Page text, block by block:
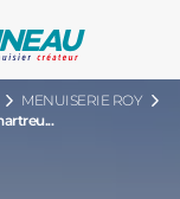
MENUISERIE ROY